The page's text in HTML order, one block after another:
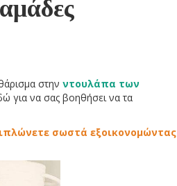
στην ντουλάπα των
για να σας βοηθήσει να τα
σωστά εξοικονομώντας